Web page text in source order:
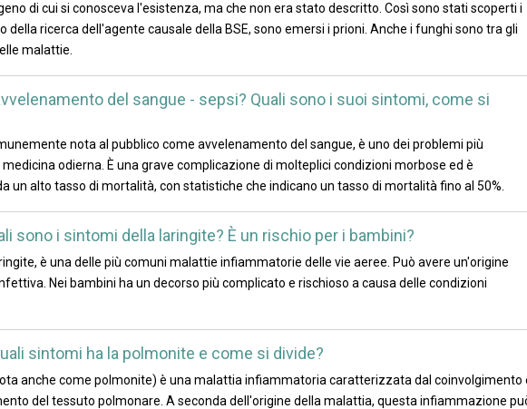
di cui si conosceva l'esistenza, ma che non era stato descritto. Così sono stati scoperti i
della ricerca dell'agente causale della BSE, sono emersi i prioni. Anche i funghi sono tra gli
malattie.
del sangue - sepsi? Quali sono i suoi sintomi, come si
nota al pubblico come avvelenamento del sangue, è uno dei problemi più
odierna. È una grave complicazione di molteplici condizioni morbose ed è
un alto tasso di mortalità, con statistiche che indicano un tasso di mortalità fino al 50%.
sono i sintomi della laringite? È un rischio per i bambini?
è una delle più comuni malattie infiammatorie delle vie aeree. Può avere un'origine
Nei bambini ha un decorso più complicato e rischioso a causa delle condizioni
sintomi ha la polmonite e come si divide?
anche come polmonite) è una malattia infiammatoria caratterizzata dal coinvolgimento
del tessuto polmonare. A seconda dell'origine della malattia, questa infiammazione